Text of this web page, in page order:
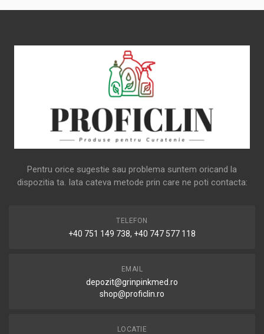
Pentru orice sugestie sau problema suntem oricand la
dispozitia ta. Iata cateva metode prin care ne poti contacta:
TELEFON
+40 751 149 738, +40 747 577 118
EMAIL
depozit@grinpinkmed.ro
shop@proficlin.ro
LOCATIE